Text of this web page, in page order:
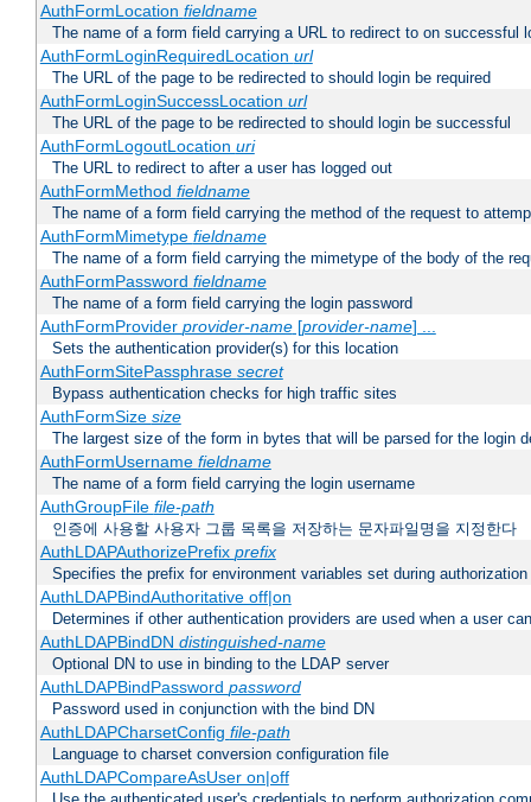
AuthFormLocation fieldname
The name of a form field carrying a URL to redirect to on successful
AuthFormLoginRequiredLocation url
The URL of the page to be redirected to should login be required
AuthFormLoginSuccessLocation url
The URL of the page to be redirected to should login be successful
AuthFormLogoutLocation uri
The URL to redirect to after a user has logged out
AuthFormMethod fieldname
The name of a form field carrying the method of the request to
AuthFormMimetype fieldname
The name of a form field carrying the mimetype of the body of the
AuthFormPassword fieldname
The name of a form field carrying the login password
AuthFormProvider provider-name[provider-name] ...
Sets the authentication provider(s) for this location
AuthFormSitePassphrase secret
Bypass authentication checks for high traffic sites
AuthFormSize size
The largest size of the form in bytes that will be parsed for the login
AuthFormUsername fieldname
The name of a form field carrying the login username
AuthGroupFile file-path
인증에 사용할 사용자 그룹 목록을 저장하는 문자파일명을 지정한다
AuthLDAPAuthorizePrefix prefix
Specifies the prefix for environment variables set during authorization
AuthLDAPBindAuthoritative off|on
Determines if other authentication providers are used when a user
AuthLDAPBindDN distinguished-name
Optional DN to use in binding to the LDAP server
AuthLDAPBindPassword password
Password used in conjunction with the bind DN
AuthLDAPCharsetConfig file-path
Language to charset conversion configuration file
AuthLDAPCompareAsUser on|off